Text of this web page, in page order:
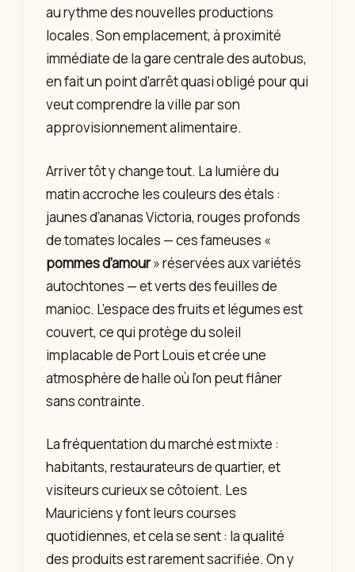
au rythme des nouvelles productions
locales. Son emplacement, à proximité
immédiate de la gare centrale des autobus,
en fait un point d’arrêt quasi obligé pour qui
veut comprendre la ville par son
approvisionnement alimentaire.
Arriver tôt y change tout. La lumière du
matin accroche les couleurs des étals :
jaunes d’ananas Victoria, rouges profonds
de tomates locales — ces fameuses «
pommes d’amour» réservées aux variétés
autochtones — et verts des feuilles de
manioc. L’espace des fruits et légumes est
couvert, ce qui protège du soleil
implacable de Port Louis et crée une
atmosphère de halle où l’on peut flâner
sans contrainte.
La fréquentation du marché est mixte :
habitants, restaurateurs de quartier, et
visiteurs curieux se côtoient. Les
Mauriciens y font leurs courses
quotidiennes, et cela se sent : la qualité
des produits est rarement sacrifiée. On y